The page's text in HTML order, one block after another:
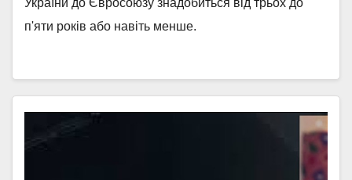
України до Євросоюзу знадобиться від трьох до
п'яти років або навіть менше.